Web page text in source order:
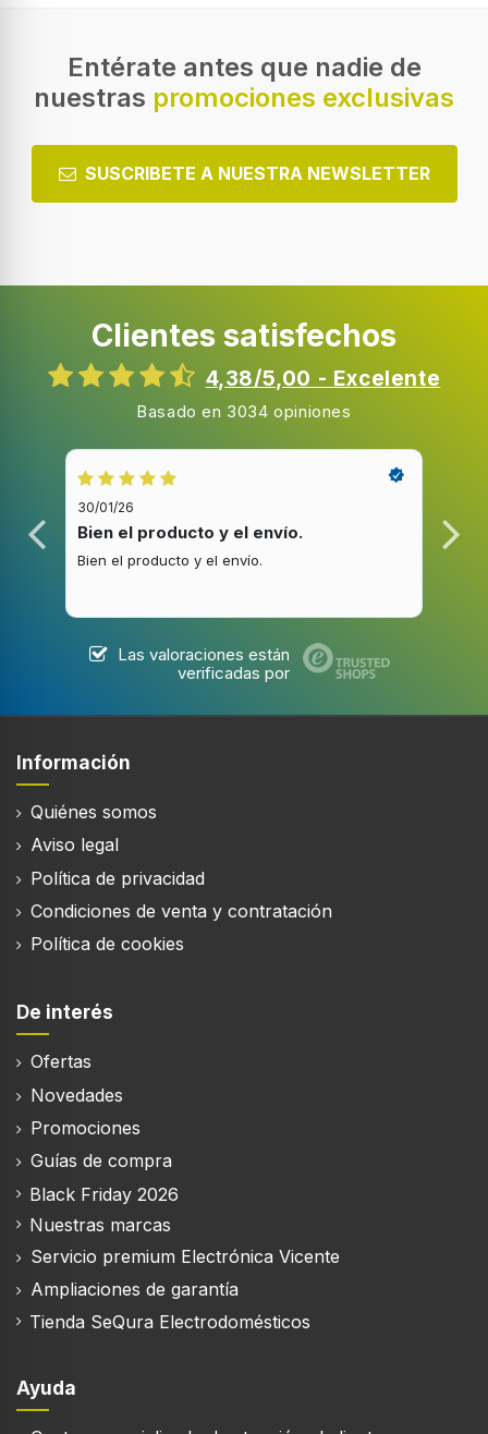
Entérate antes que nadie de
nuestras promociones exclusivas
SUSCRIBETE A NUESTRA NEWSLETTER
Clientes satisfechos
4,38/5,00 - Excelente
Basado en 3034 opiniones
30/01/26
Bien el producto y el envío.
Bien el producto y el envío.
Las valoraciones están
verificadas por
Información
Quiénes somos
Aviso legal
Política de privacidad
Condiciones de venta y contratación
Política de cookies
De interés
Ofertas
Novedades
Promociones
Guías de compra
Black Friday 2026
Nuestras marcas
Servicio premium Electrónica Vicente
Ampliaciones de garantía
Tienda SeQura Electrodomésticos
Ayuda